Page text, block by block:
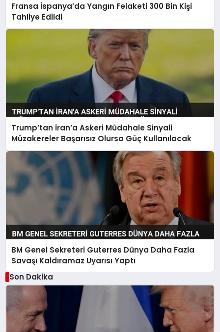
Fransa İspanya’da Yangın Felaketi 300 Bin Kişi
Tahliye Edildi
Trump’tan İran’a Askeri Müdahale Sinyali
Müzakereler Başarısız Olursa Güç Kullanılacak
BM Genel Sekreteri Guterres Dünya Daha Fazla
Savaşı Kaldıramaz Uyarısı Yaptı
Son Dakika